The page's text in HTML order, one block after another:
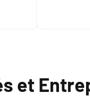
et